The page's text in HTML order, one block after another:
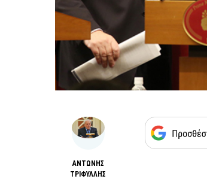
ΑΝΤΩΝΗΣ
ΤΡΙΦΥΛΛΗΣ